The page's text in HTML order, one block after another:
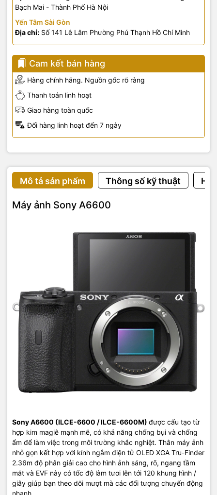
Bạch Mai - Thành Phố Hà Nội
Yến Tâm Sài Gòn
Địa chỉ: Số 141 Lê Lâm Phường Phú Thạnh Hồ Chí Minh
Cam kết bán hàng
Hàng chính hãng. Nguồn gốc rõ ràng
Thanh toán linh hoạt
Giao hàng toàn quốc
Đổi hàng linh hoạt đến 7 ngày
Mô tả sản phẩm Thông số kỹ thuật
Máy ảnh Sony A6600
Sony A6600 (ILCE-6600 / ILCE-6600M) được cấu tạo từ
hợp kim magiê mạnh mẽ, có khả năng chống bụi và chống
ẩm để làm việc trong môi trường khắc nghiệt. Thân máy ảnh
nhỏ gọn kết hợp với kính ngắm điện tử OLED XGA Tru-Finder
2.36m độ phân giải cao cho hình ảnh sáng, rõ, ngang tầm
mắt và EVF này có tốc độ làm tươi lên tới 120 khung hình /
giây giúp bạn theo dõi mượt mà các đối tượng chuyển động
nhanh.